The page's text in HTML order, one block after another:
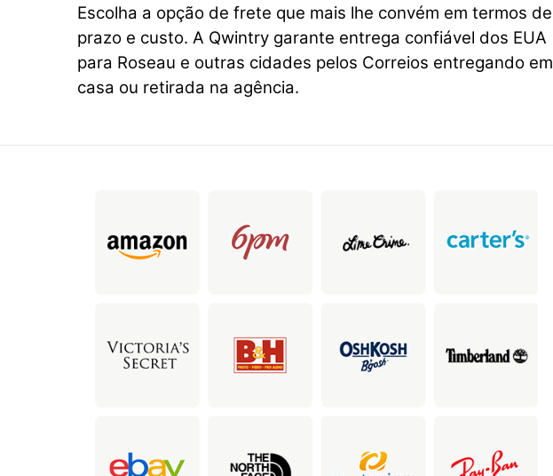
Escolha a opção de frete que mais lhe convém em termos de
prazo e custo. A Qwintry garante entrega confiável dos EUA
para Roseau e outras cidades pelos Correios entregando em
casa ou retirada na agência.